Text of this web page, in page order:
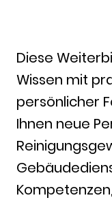
Diese
Wissen mit
persönlicher
Ihnen neue